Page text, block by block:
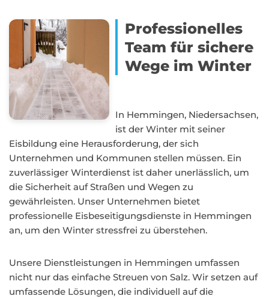
Professionelles
Team für sichere
Wege im Winter
In Hemmingen, Niedersachsen,
ist der Winter mit seiner
Eisbildung eine Herausforderung, der sich
Unternehmen und Kommunen stellen müssen. Ein
zuverlässiger Winterdienst ist daher unerlässlich, um
die Sicherheit auf Straßen und Wegen zu
gewährleisten. Unser Unternehmen bietet
professionelle Eisbeseitigungsdienste in Hemmingen
an, um den Winter stressfrei zu überstehen.
Unsere Dienstleistungen in Hemmingen umfassen
nicht nur das einfache Streuen von Salz. Wir setzen auf
umfassende Lösungen, die individuell auf die